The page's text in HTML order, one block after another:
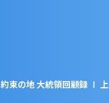
約束の地 大統領回顧録 Ⅰ 上